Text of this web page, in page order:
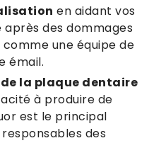
en aidant vos
des dommages
une équipe de
émail.
la plaque dentaire
à produire de
est le principal
des